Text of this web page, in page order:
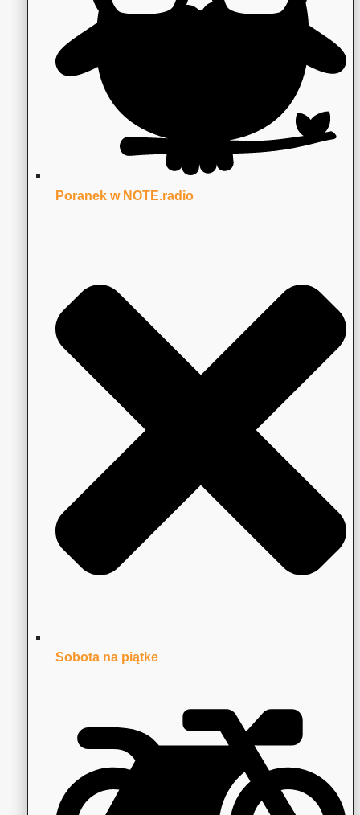
Poranek w NOTE.radio
Sobota na piątke